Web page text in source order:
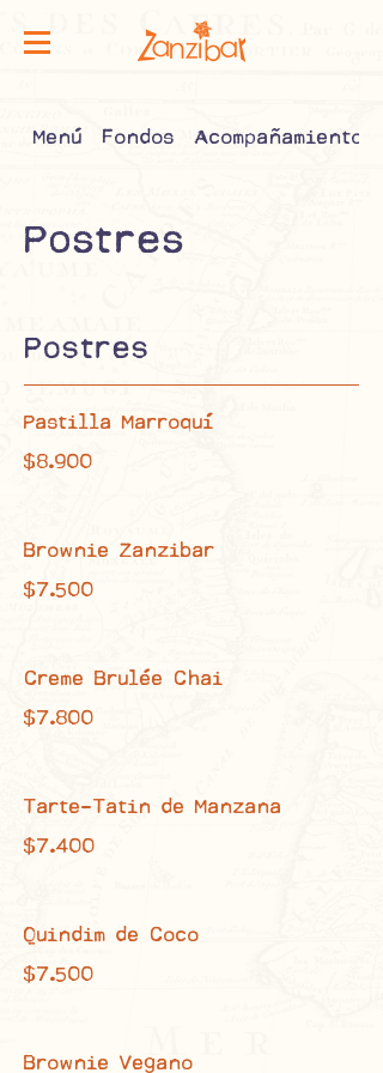
Menú Fondos Acompañamientos
Postres
Postres
Pastilla Marroquí
$8.900
Brownie Zanzibar
$7.500
Creme Brulée Chai
$7.800
Tarte-Tatin de Manzana
$7.400
Quindim de Coco
$7.500
Brownie Vegano